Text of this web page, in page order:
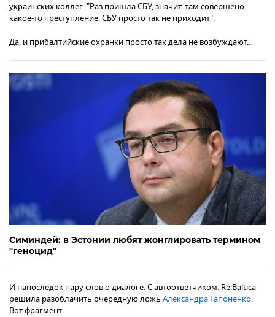
украинских коллег: "Раз пришла СБУ, значит, там совершено
какое-то преступление. СБУ просто так не приходит".
Да, и прибалтийские охранки просто так дела не возбуждают…
Симиндей: в Эстонии любят жонглировать термином
"геноцид"
И напоследок пару слов о диалоге. С автоответчиком. Re:Baltica
решила разоблачить очередную ложь Александра Гапоненко.
Вот фрагмент: